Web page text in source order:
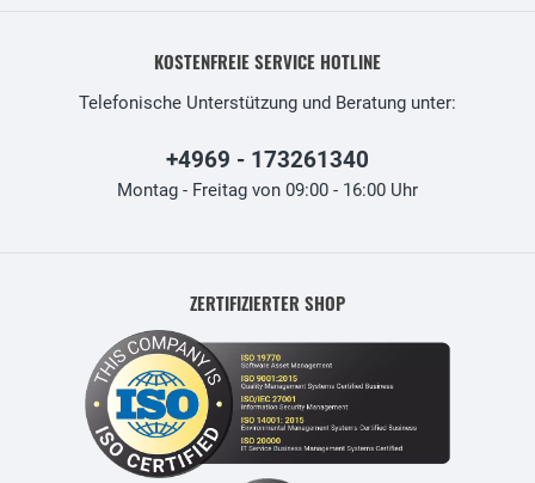
KOSTENFREIE SERVICE HOTLINE
Telefonische Unterstützung und Beratung unter:
+4969 - 173261340
Montag - Freitag von 09:00 - 16:00 Uhr
ZERTIFIZIERTER SHOP